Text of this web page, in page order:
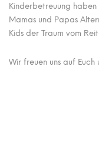
Kinderbetreuung
Mamas und Papas
Kids der Traum vom
Wir freuen uns auf Euch